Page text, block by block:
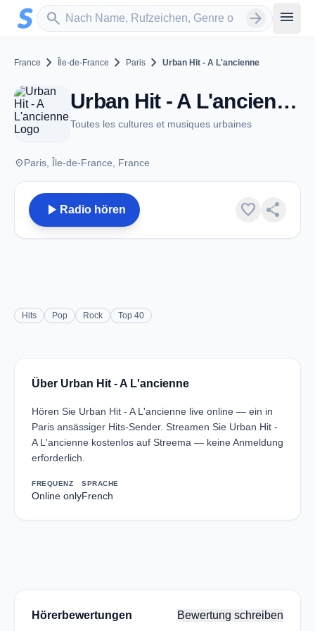
Zum Hauptinhalt springen
search
Sender suchen arrow_forward menu
France chevron_right Île-de-France chevron_right Paris chevron_right Urban Hit - A L'ancienne
Urban Hit - A L'ancienne - Paris
Toutes les cultures et musiques urbaines
placeParis, Île-de-France, France
play_arrow Radio hören favorite share
Hits Pop Rock Top 40
Über Urban Hit - A L'ancienne
Hören Sie Urban Hit - A L'ancienne live online — ein in
Paris ansässiger Hits-Sender. Streamen Sie Urban Hit -
A L'ancienne kostenlos auf Streema — keine Anmeldung
erforderlich.
FREQUENZ
Online only
SPRACHE
French
Hörerbewertungen Bewertung schreiben